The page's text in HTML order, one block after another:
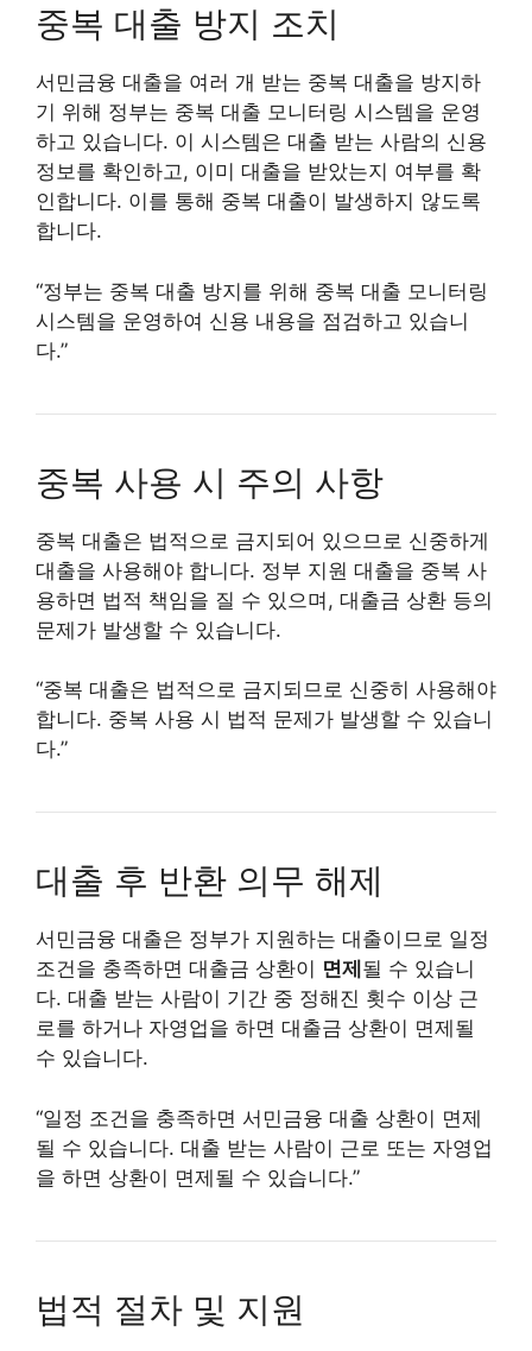
중복 대출 방지 조치
서민금융 대출을 여러 개 받는 중복 대출을 방지하
기 위해 정부는 중복 대출 모니터링 시스템을 운영
하고 있습니다. 이 시스템은 대출 받는 사람의 신용
정보를 확인하고, 이미 대출을 받았는지 여부를 확
인합니다. 이를 통해 중복 대출이 발생하지 않도록
합니다.
“정부는 중복 대출 방지를 위해 중복 대출 모니터링
시스템을 운영하여 신용 내용을 점검하고 있습니
다.”
중복 사용 시 주의 사항
중복 대출은 법적으로 금지되어 있으므로 신중하게
대출을 사용해야 합니다. 정부 지원 대출을 중복 사
용하면 법적 책임을 질 수 있으며, 대출금 상환 등의
문제가 발생할 수 있습니다.
“중복 대출은 법적으로 금지되므로 신중히 사용해야
합니다. 중복 사용 시 법적 문제가 발생할 수 있습니
다.”
대출 후 반환 의무 해제
서민금융 대출은 정부가 지원하는 대출이므로 일정
조건을 충족하면 대출금 상환이 면제 될 수 있습니
다. 대출 받는 사람이 기간 중 정해진 횟수 이상 근
로를 하거나 자영업을 하면 대출금 상환이 면제될
수 있습니다.
“일정 조건을 충족하면 서민금융 대출 상환이 면제
될 수 있습니다. 대출 받는 사람이 근로 또는 자영업
을 하면 상환이 면제될 수 있습니다.”
법적 절차 및 지원